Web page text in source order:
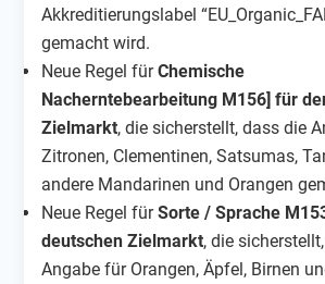
Akkreditierungslabel
gemacht wird.
Neue Regel fürChemische
Nacherntebearbeitung M156] für
Zielmarkt, die sicherstellt, dass die
Zitronen, Clementinen, Satsumas,
andere Mandarinen und Orangen
Neue Regel fürSorte / Sprache
deutschen Zielmarkt, die
Angabe für Orangen, Äpfel, Birnen